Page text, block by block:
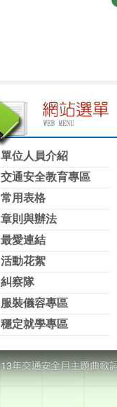
單位人員介紹
交通安全教育專區
常用表格
章則與辦法
最愛連結
活動花絮
糾察隊
服裝儀容專區
穩定就學專區